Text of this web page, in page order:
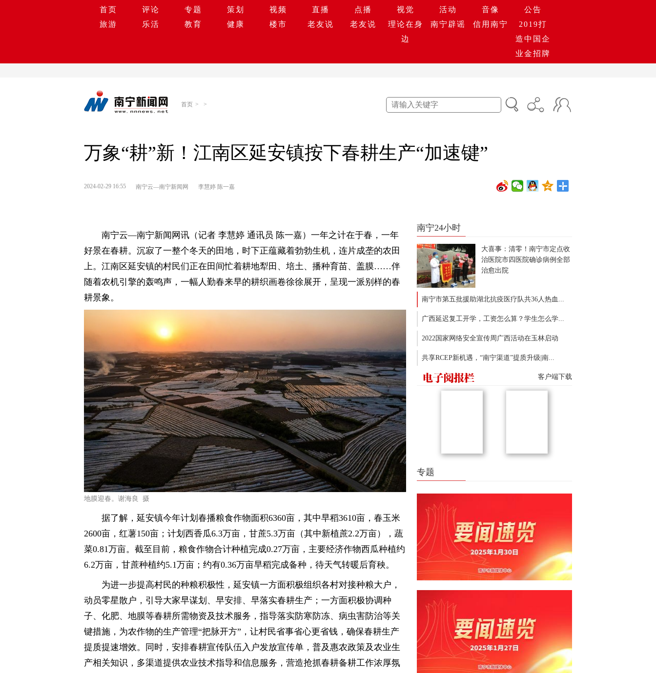
首页 评论 专题 策划 视频 直播 点播 视觉 活动 音像
公告
旅游
乐活 教育 健康 楼市 老友说 老友说
理论在身
边
南宁辟谣 信用南宁
2019打
造中国企
业金招牌
首页 > >
万象“耕”新！江南区延安镇按下春耕生产“加速键”
2024-02-29 16:55 南宁云—南宁新闻网 李慧婷 陈一嘉
南宁云—南宁新闻网讯（记者 李慧婷 通讯员 陈一嘉）一年之计在于春，一年
好景在春耕。沉寂了一整个冬天的田地，时下正蕴藏着勃勃生机，连片成垄的农田
上。江南区延安镇的村民们正在田间忙着耕地犁田、培土、播种育苗、盖膜……伴
随着农机引擎的轰鸣声，一幅人勤春来早的耕织画卷徐徐展开，呈现一派别样的春
耕景象。
地膜迎春。谢海良 摄
据了解，延安镇今年计划春播粮食作物面积6360亩，其中早稻3610亩，春玉米
2600亩，红薯150亩；计划西香瓜6.3万亩，甘蔗5.3万亩（其中新植蔗2.2万亩），蔬
菜0.81万亩。截至目前，粮食作物合计种植完成0.27万亩，主要经济作物西瓜种植约
6.2万亩，甘蔗种植约5.1万亩；约有0.36万亩早稻完成备种，待天气转暖后育秧。
为进一步提高村民的种粮积极性，延安镇一方面积极组织各村对接种粮大户，
动员零星散户，引导大家早谋划、早安排、早落实春耕生产；一方面积极协调种
子、化肥、地膜等春耕所需物资及技术服务，指导落实防寒防冻、病虫害防治等关
键措施，为农作物的生产管理“把脉开方”，让村民省事省心更省钱，确保春耕生产
提质提速增效。同时，安排春耕宣传队伍入户发放宣传单，普及惠农政策及农业生
产相关知识，多渠道提供农业技术指导和信息服务，营造抢抓春耕备耕工作浓厚氛
南宁24小时
大喜事：清零！南宁市定点收
治医院市四医院确诊病例全部
治愈出院
南宁市第五批援助湖北抗疫医疗队共36人热血...
广西延迟复工开学，工资怎么算？学生怎么学...
2022国家网络安全宣传周广西活动在玉林启动
共享RCEP新机遇，“南宁渠道”提质升级|南...
客户端下载
专题